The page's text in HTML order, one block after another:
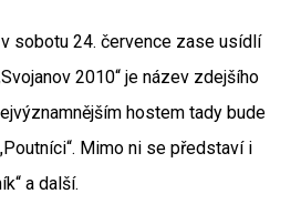
sobotu 24. července zase usídlí
2010“ je název zdejšího
hostem tady bude
Mimo ni se představí i
a další.